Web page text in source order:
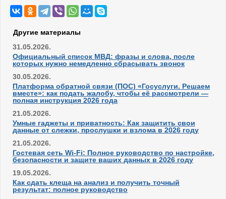
Другие материалы
31.05.2026.
Официальный список МВД: фразы и слова, после
которых нужно немедленно сбрасывать звонок
30.05.2026.
Платформа обратной связи (ПОС) «Госуслуги. Решаем
вместе»: как подать жалобу, чтобы её рассмотрели —
полная инструкция 2026 года
21.05.2026.
Умные гаджеты и приватность: Как защитить свои
данные от слежки, прослушки и взлома в 2026 году
21.05.2026.
Гостевая сеть Wi-Fi: Полное руководство по настройке,
безопасности и защите ваших данных в 2026 году
19.05.2026.
Как сдать клеща на анализ и получить точный
результат: полное руководство